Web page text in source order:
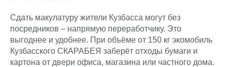
Сдать макулатуру жители Кузбасса могут без
посредников – напрямую переработчику. Это
выгоднее и удобнее. При объёме от 150 кг экомобиль
Кузбасского СКАРАБЕЯ заберёт отходы бумаги и
картона от двери офиса, магазина или частного дома.